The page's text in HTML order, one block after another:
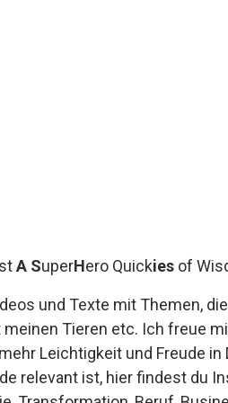
A SuperHero Quickies of
und Texte mit Themen,
Tieren etc. Ich freue
Leichtigkeit und Freude
relevant ist, hier findest du